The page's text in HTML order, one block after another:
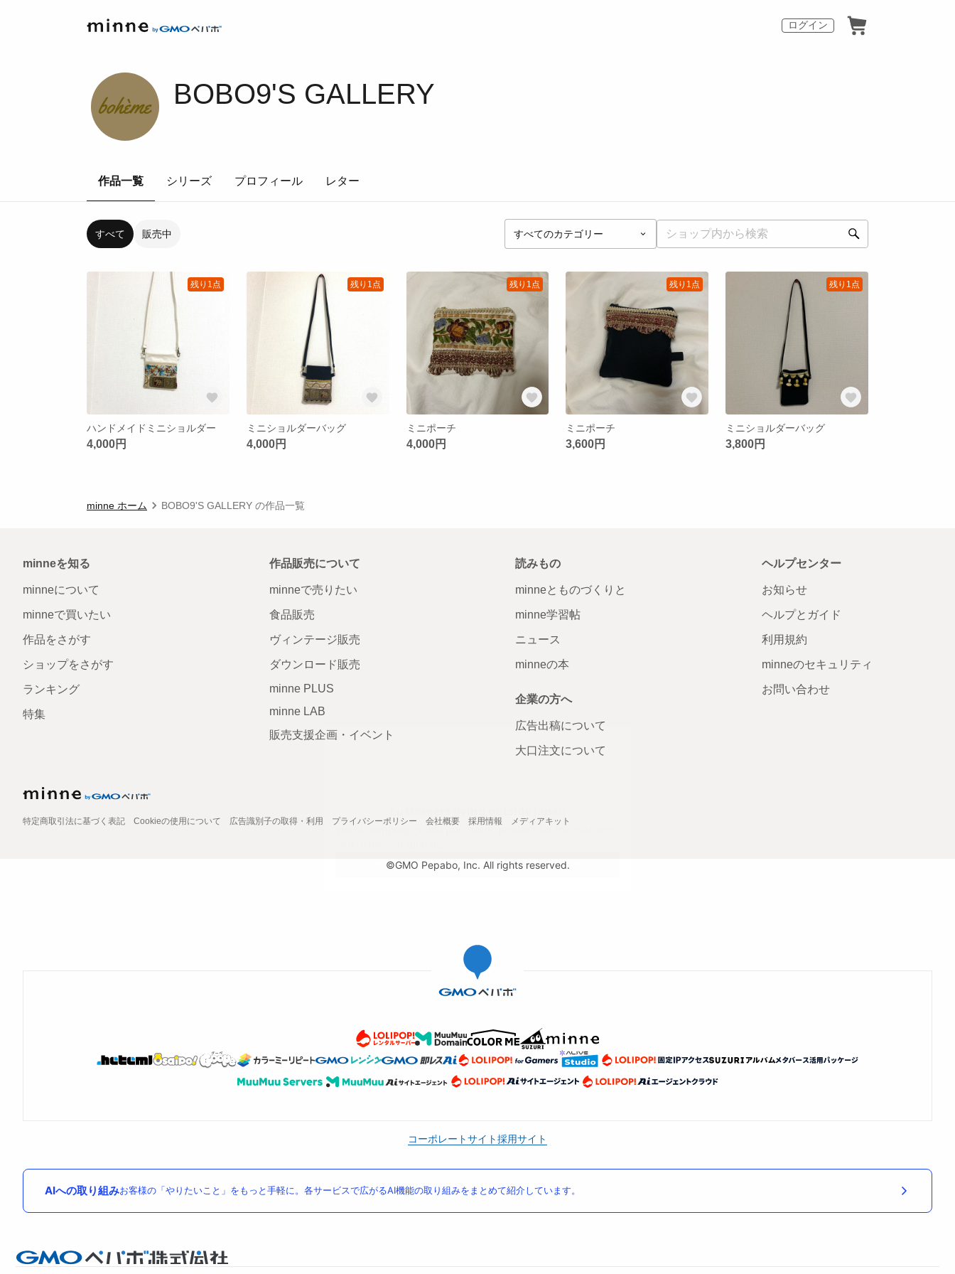
ログイン
BOBO9'S GALLERY
作品一覧 シリーズ プロフィール レター
すべて 販売中
残り1点
ハンドメイドミニショルダー
4,000円
残り1点
ミニショルダーバッグ
4,000円
残り1点
ミニポーチ
4,000円
残り1点
ミニポーチ
3,600円
残り1点
ミニショルダーバッグ
3,800円
minne ホーム BOBO9'S GALLERY の作品一覧
minneを知る
minneについて
minneで買いたい
作品をさがす
ショップをさがす
ランキング
特集
作品販売について
minneで売りたい
食品販売
ヴィンテージ販売
ダウンロード販売
minne PLUS
minne LAB
販売支援企画・イベント
読みもの
minneとものづくりと
minne学習帖
ニュース
minneの本
企業の方へ
広告出稿について
大口注文について
ヘルプセンター
お知らせ
ヘルプとガイド
利用規約
minneのセキュリティ
お問い合わせ
特定商取引法に基づく表記 Cookieの使用について 広告識別子の取得・利用 プライバシーポリシー 会社概要 採用情報 メディアキット
©GMO Pepabo, Inc. All rights reserved.
コーポレートサイト採用サイト
AIへの取り組みお客様の「やりたいこと」をもっと手軽に。各サービスで広がるAI機能の取り組みをまとめて紹介しています。